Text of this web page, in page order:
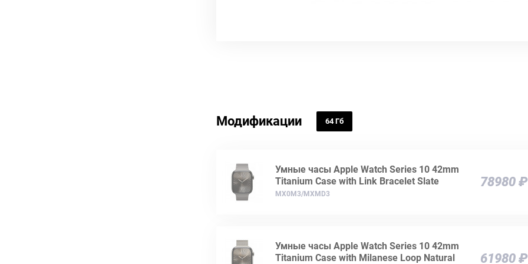
Модификации 64 Гб
Умные часы Apple Watch Series 10 42mm
Titanium Case with Link Bracelet Slate
MX0M3/MXMD3
78980 ₽
Умные часы Apple Watch Series 10 42mm
Titanium Case with Milanese Loop Natural
61980 ₽